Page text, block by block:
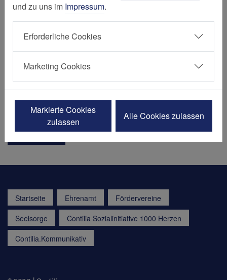
St. Elisabeth-Krankenhaus Niederwenigern
Psychosomatik-Oberarzt
Essener Str. 31
45529 Hattingen
Fon:+49 2324 462161
Fax: +49 2324 462433
E-Mail senden
Besuchen
Startseite Ehrenamt
Fördervereine
Seelsorge
Contilia Sozialinitiative 1000 Herzen
Contilia.Kommunikativ
und zu uns im Impressum.
Erforderliche Cookies
Marketing Cookies
Markierte Cookies
zulassen
Alle Cookies zulassen